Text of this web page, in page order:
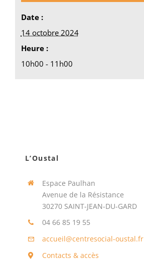
Date :
14 octobre 2024
Heure :
10h00 - 11h00
L’Oustal
Espace Paulhan
Avenue de la Résistance
30270 SAINT-JEAN-DU-GARD
04 66 85 19 55
accueil@centresocial-oustal.fr
Contacts & accès